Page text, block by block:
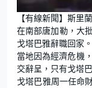
n
m
u
t
e
【有線新聞】斯里
在南部唐加勒，大
戈塔巴雅辭職回家。
當地因為經濟危機
交辭呈，只有戈塔
戈塔巴雅周一任命